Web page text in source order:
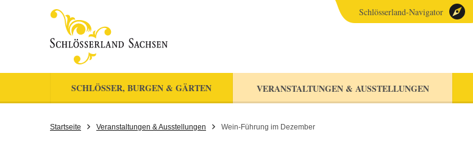
SCHLÖSSER, BURGEN & GÄRTEN VERANSTALTUNGEN & AUSSTELLUNGEN
Schlösserland-Navigator
Startseite Veranstaltungen & Ausstellungen Wein-Führung im Dezember